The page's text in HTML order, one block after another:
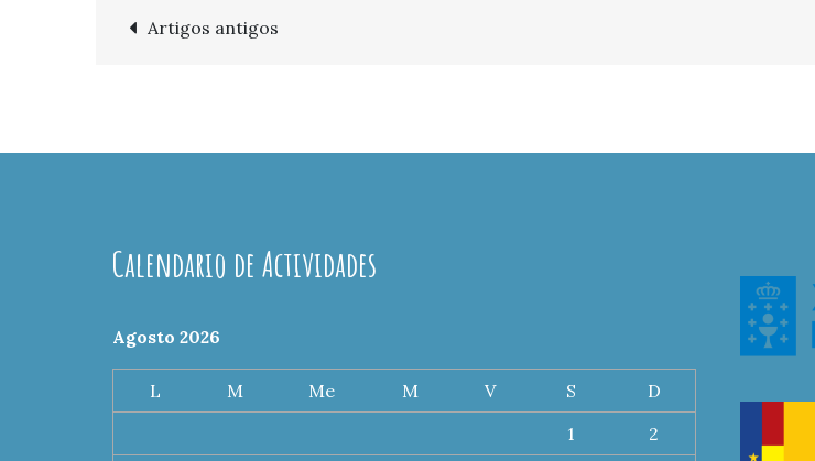
Navegación
entradas
Artigos antigos
Calendario de Actividades
Agosto 2026
L M Me M V S
D
1
2